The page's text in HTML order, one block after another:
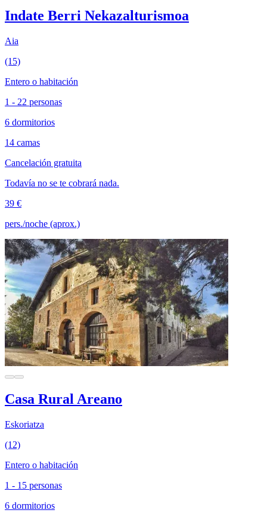
Indate Berri Nekazalturismoa
Aia
(15)
Entero o habitación
1 - 22 personas
6 dormitorios
14 camas
Cancelación gratuita
Todavía no se te cobrará nada.
39 €
pers./noche (aprox.)
Casa Rural Areano
Eskoriatza
(12)
Entero o habitación
1 - 15 personas
6 dormitorios